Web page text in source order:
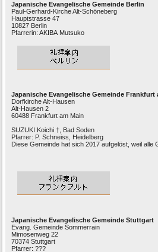
Japanische Evangelische Gemeinde Berlin
Paul-Gerhard-Kirche Alt-Schöneberg
Hauptstrasse 47
10827 Berlin
Pfarrerin: AKIBA Mutsuko
Japanische Evangelische Gemeinde Frankfurt
Dorfkirche Alt-Hausen
Alt-Hausen 2
60488 Frankfurt am Main
SUZUKI Koichi †, Bad Soden
Pfarrer: P. Schneiss, Heidelberg
Diese Gemeinde hat sich 2017 aufgelöst, weil alle
Japanische Evangelische Gemeinde Stuttgart
Evang. Gemeinde Sommerrain
Mimosenweg 22
70374 Stuttgart
Pfarrer: ???